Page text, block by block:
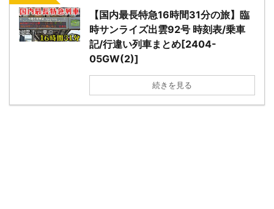
【国内最長特急16時間31分の旅】臨
時サンライズ出雲92号 時刻表/乗車
記/行違い列車まとめ[2404-
05GW(2)]
続きを見る